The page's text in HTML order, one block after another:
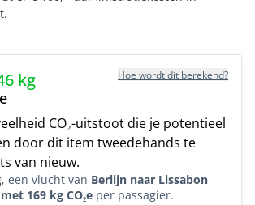
kg Hoe wordt dit berekend?
CO₂-uitstoot die je potentieel
door dit item tweedehands te
van nieuw.
een vlucht van Berlijn naar Lissabon
169 kg CO₂e per passagier.